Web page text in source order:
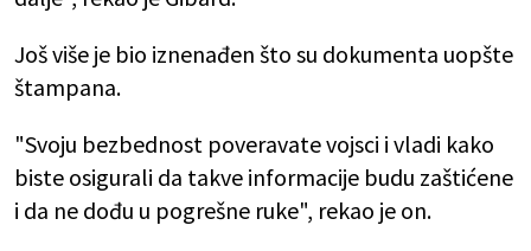
Još više je bio iznenađen što su dokumenta uopšte
štampana.
"Svoju bezbednost poveravate vojsci i vladi kako
biste osigurali da takve informacije budu zaštićene
i da ne dođu u pogrešne ruke", rekao je on.